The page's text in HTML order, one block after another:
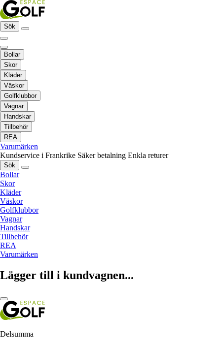
Sök
Bollar
Skor
Kläder
Väskor
Golfklubbor
Vagnar
Handskar
Tillbehör
REA
Varumärken
Kundservice i Frankrike Säker betalning Enkla returer
Sök
Bollar
Skor
Kläder
Väskor
Golfklubbor
Vagnar
Handskar
Tillbehör
REA
Varumärken
Lägger till i kundvagnen...
Delsumma